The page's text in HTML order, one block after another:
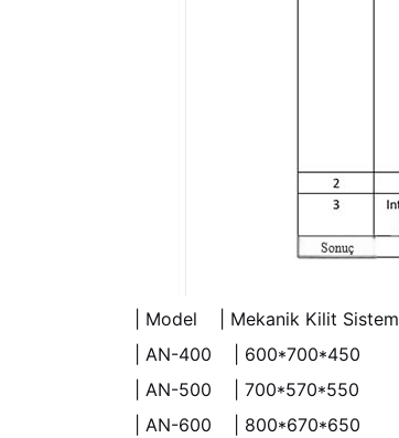
| Model | Mekanik Kilit Sistemi
| AN-400 |
| AN-500 |
| AN-600 |